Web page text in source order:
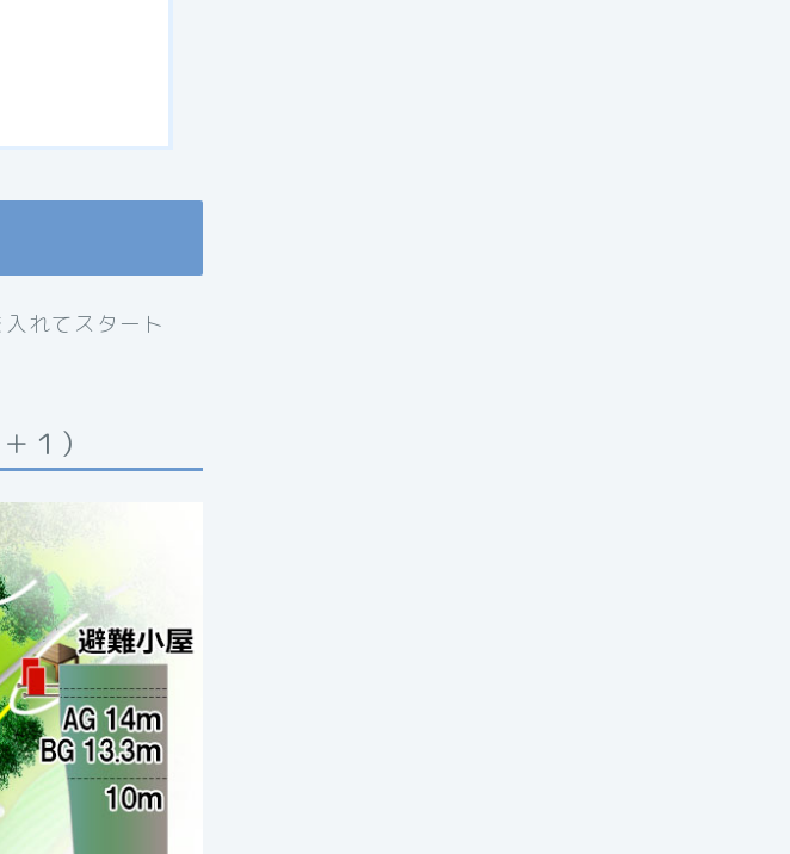
れてスタート
１）